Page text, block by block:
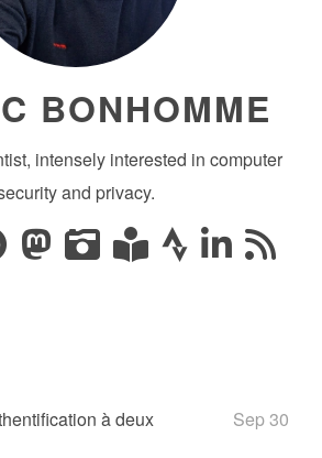
BONHOMME
intensely interested in computer
and privacy.
à deux
Sep 30